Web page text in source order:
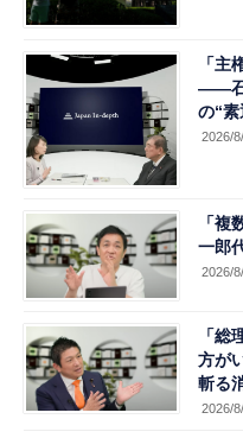
「主
――石
の“
2026/
「
一郎
2026/
「総
方が
斬る
2026/